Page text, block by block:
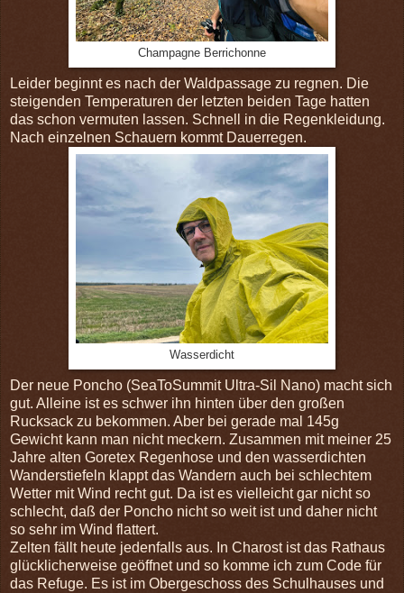
Champagne Berrichonne
Leider beginnt es nach der Waldpassage zu regnen. Die
steigenden Temperaturen der letzten beiden Tage hatten
das schon vermuten lassen. Schnell in die Regenkleidung.
Nach einzelnen Schauern kommt Dauerregen.
Wasserdicht
Der neue Poncho (SeaToSummit Ultra-Sil Nano) macht sich
gut. Alleine ist es schwer ihn hinten über den großen
Rucksack zu bekommen. Aber bei gerade mal 145g
Gewicht kann man nicht meckern. Zusammen mit meiner 25
Jahre alten Goretex Regenhose und den wasserdichten
Wanderstiefeln klappt das Wandern auch bei schlechtem
Wetter mit Wind recht gut. Da ist es vielleicht gar nicht so
schlecht, daß der Poncho nicht so weit ist und daher nicht
so sehr im Wind flattert.
Zelten fällt heute jedenfalls aus. In Charost ist das Rathaus
glücklicherweise geöffnet und so komme ich zum Code für
das Refuge. Es ist im Obergeschoss des Schulhauses und